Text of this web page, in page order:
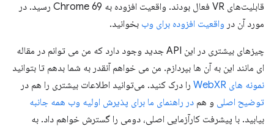
قابلیت‌های VR فعال بودند. واقعیت افزوده به Chrome 69 رسید. در
مورد آن در واقعیت افزوده برای وب بخوانید.
چیزهای بیشتری در این API جدید وجود دارد که من می توانم در مقاله
ای مانند این به آن ها بپردازم. من می خواهم آنقدر به شما بدهم تا بتوانید
نمونه های WebXR
را درک کنید. می‌توانید اطلاعات بیشتری را هم در
توضیح اصلی و هم در راهنمای ما برای پذیرش اولیه وب همه جانبه
بیابید. با پیشرفت کارآزمایی اصلی، دومی را گسترش خواهم داد. به